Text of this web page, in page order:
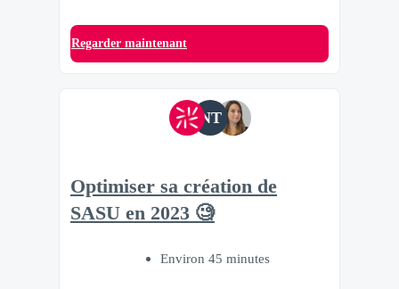
Regarder maintenant
NT
Optimiser sa création de
SASU en 2023 🧐
Environ 45 minutes